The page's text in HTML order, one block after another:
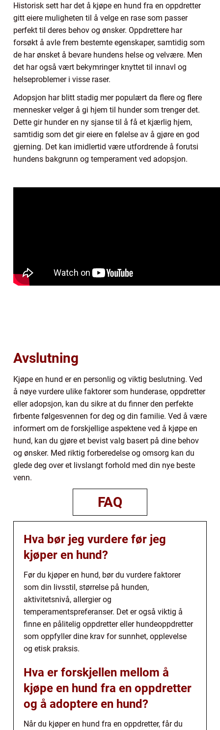
Historisk sett har det å kjøpe en hund fra en oppdretter
gitt eiere muligheten til å velge en rase som passer
perfekt til deres behov og ønsker. Oppdrettere har
forsøkt å avle frem bestemte egenskaper, samtidig som
de har ønsket å bevare hundens helse og velvære. Men
det har også vært bekymringer knyttet til innavl og
helseproblemer i visse raser.
Adopsjon har blitt stadig mer populært da flere og flere
mennesker velger å gi hjem til hunder som trenger det.
Dette gir hunder en ny sjanse til å få et kjærlig hjem,
samtidig som det gir eiere en følelse av å gjøre en god
gjerning. Det kan imidlertid være utfordrende å forutsi
hundens bakgrunn og temperament ved adopsjon.
Avslutning
Kjøpe en hund er en personlig og viktig beslutning. Ved
å nøye vurdere ulike faktorer som hunderase, oppdretter
eller adopsjon, kan du sikre at du finner den perfekte
firbente følgesvennen for deg og din familie. Ved å være
informert om de forskjellige aspektene ved å kjøpe en
hund, kan du gjøre et bevist valg basert på dine behov
og ønsker. Med riktig forberedelse og omsorg kan du
glede deg over et livslangt forhold med din nye beste
venn.
FAQ
Hva bør jeg vurdere før jeg
kjøper en hund?
Før du kjøper en hund, bør du vurdere faktorer
som din livsstil, størrelse på hunden,
aktivitetsnivå, allergier og
temperamentspreferanser. Det er også viktig å
finne en pålitelig oppdretter eller hundeoppdretter
som oppfyller dine krav for sunnhet, opplevelse
og etisk praksis.
Hva er forskjellen mellom å
kjøpe en hund fra en oppdretter
og å adoptere en hund?
Når du kjøper en hund fra en oppdretter, får du